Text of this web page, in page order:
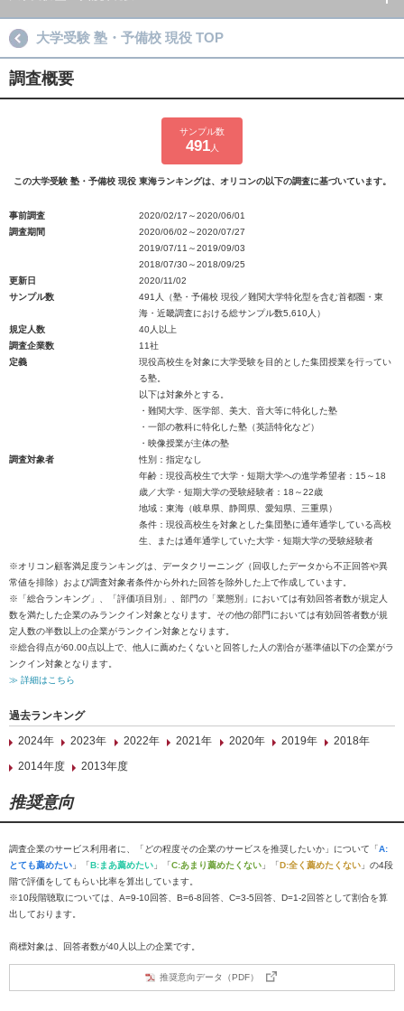
大学受験 塾・予備校 現役 TOP
調査概要
サンプル数
491人
この大学受験 塾・予備校 現役 東海ランキングは、オリコンの以下の調査に基づいています。
事前調査
2020/02/17～2020/06/01
調査期間
2020/06/02～2020/07/27
2019/07/11～2019/09/03
2018/07/30～2018/09/25
更新日
2020/11/02
サンプル数
491人（塾・予備校 現役／難関大学特化型を含む首都圏・東
海・近畿調査における総サンプル数5,610人）
規定人数
40人以上
調査企業数
11社
定義
現役高校生を対象に大学受験を目的とした集団授業を行ってい
る塾。
以下は対象外とする。
・難関大学、医学部、美大、音大等に特化した塾
・一部の教科に特化した塾（英語特化など）
・映像授業が主体の塾
調査対象者
性別：指定なし
年齢：現役高校生で大学・短期大学への進学希望者：15～18
歳／大学・短期大学の受験経験者：18～22歳
地域：東海（岐阜県、静岡県、愛知県、三重県）
条件：現役高校生を対象とした集団塾に通年通学している高校
生、または通年通学していた大学・短期大学の受験経験者
※オリコン顧客満足度ランキングは、データクリーニング（回収したデータから不正回答や異
常値を排除）および調査対象者条件から外れた回答を除外した上で作成しています。
※「総合ランキング」、「評価項目別」、部門の「業態別」においては有効回答者数が規定人
数を満たした企業のみランクイン対象となります。その他の部門においては有効回答者数が規
定人数の半数以上の企業がランクイン対象となります。
※総合得点が60.00点以上で、他人に薦めたくないと回答した人の割合が基準値以下の企業がラ
ンクイン対象となります。
≫ 詳細はこちら
過去ランキング
2024年
2023年 2022年 2021年 2020年 2019年
2018年
2014年度
2013年度
推奨意向
調査企業のサービス利用者に、「どの程度その企業のサービスを推奨したいか」について「A:
とても薦めたい 」「B:まあ薦めたい 」「C:あまり薦めたくない 」「D:全く薦めたくない 」の4段
階で評価をしてもらい比率を算出しています。
※10段階聴取については、A=9-10回答、B=6-8回答、C=3-5回答、D=1-2回答として割合を算
出しております。
商標対象は、回答者数が40人以上の企業です。
推奨意向データ（PDF）